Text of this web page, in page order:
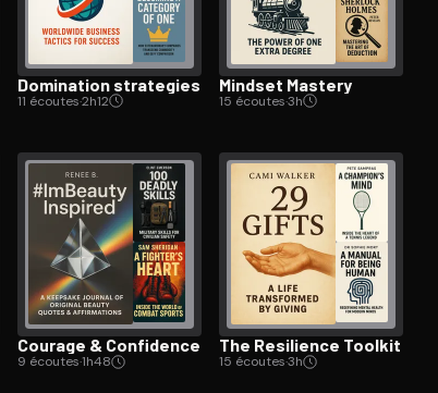
Domination strategies
11 écoutes·2h12
Mindset Mastery
15 écoutes·3h
Courage & Confidence
9 écoutes·1h48
The Resilience Toolkit
15 écoutes·3h